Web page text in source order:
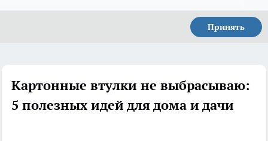
Принять
Картонные втулки не выбрасываю:
5 полезных идей для дома и дачи